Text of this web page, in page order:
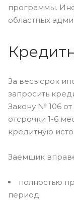
программы.
областных
За весь срок
запросить
Закону № 106 от
отсрочки 1-6
кредитную
Заемщик
полностью
период;